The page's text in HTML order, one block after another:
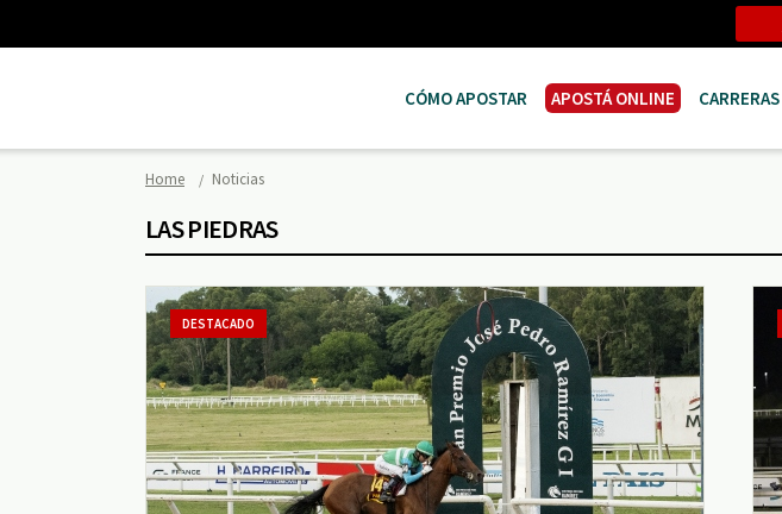
CÓMO APOSTAR APOSTÁ ONLINE CARRERAS
Home Noticias
LAS PIEDRAS
DESTACADO